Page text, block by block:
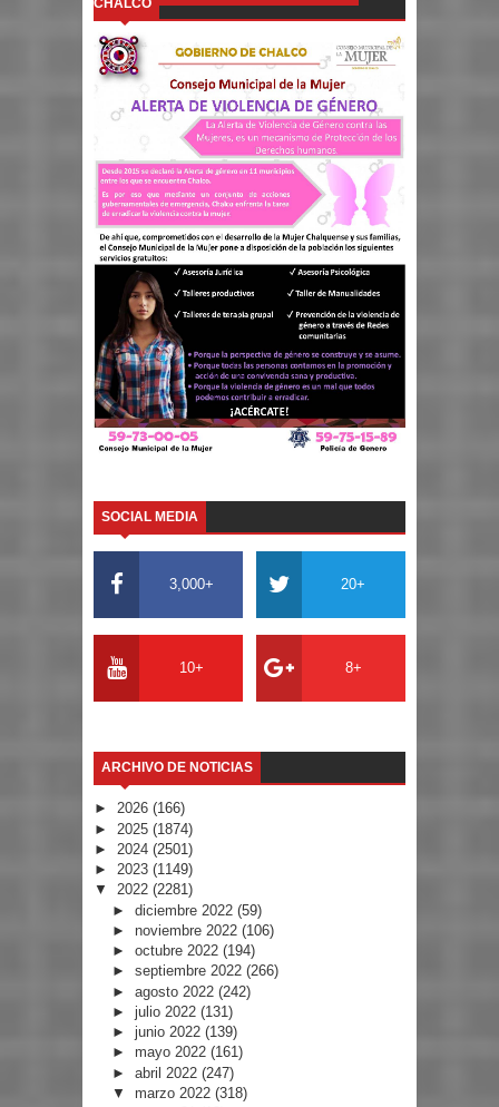
CHALCO
SOCIAL MEDIA
3,000+ 20+
10+ 8+
ARCHIVO DE NOTICIAS
► 2026 (166)
► 2025 (1874)
► 2024 (2501)
► 2023 (1149)
▼ 2022 (2281)
► diciembre 2022 (59)
► noviembre 2022 (106)
► octubre 2022 (194)
► septiembre 2022 (266)
► agosto 2022 (242)
► julio 2022 (131)
► junio 2022 (139)
► mayo 2022 (161)
► abril 2022 (247)
▼ marzo 2022 (318)